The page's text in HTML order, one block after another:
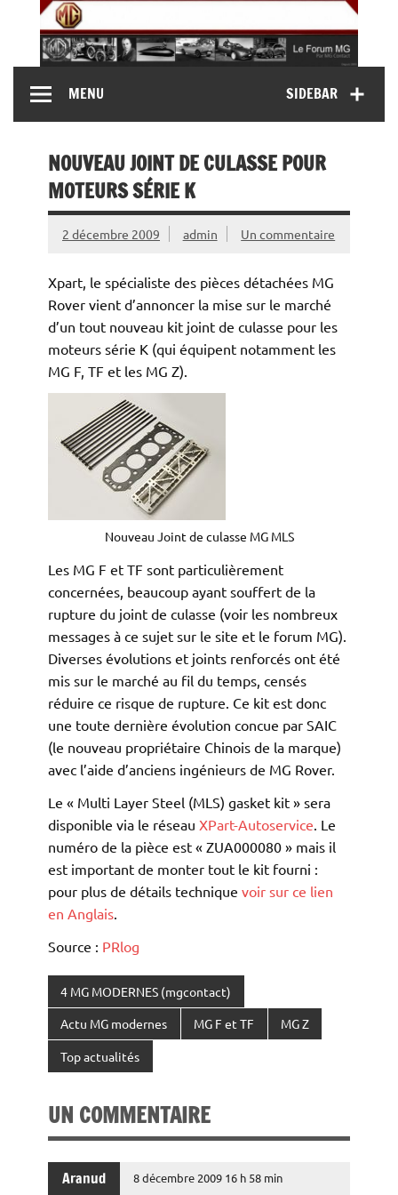
content
MG Contact
MG B, MG F, MG A, Midget…)SIDEBAR
MENU
NOUVEAU JOINT DE CULASSE POUR
MOTEURS SÉRIE K
2 décembre 2009 admin Un commentaire
Xpart, le spécialiste des pièces détachées MG
Rover vient d’annoncer la mise sur le marché
d’un tout nouveau kit joint de culasse pour les
moteurs série K (qui équipent notamment les
MG F, TF et les MG Z).
Nouveau Joint de culasse MG MLS
Les MG F et TF sont particulièrement
concernées, beaucoup ayant souffert de la
rupture du joint de culasse (voir les nombreux
messages à ce sujet sur le site et le forum MG).
Diverses évolutions et joints renforcés ont été
mis sur le marché au fil du temps, censés
réduire ce risque de rupture. Ce kit est donc
une toute dernière évolution concue par SAIC
(le nouveau propriétaire Chinois de la marque)
avec l’aide d’anciens ingénieurs de MG Rover.
Le « Multi Layer Steel (MLS) gasket kit » sera
disponible via le réseau XPart-Autoservice. Le
numéro de la pièce est « ZUA000080 » mais il
est important de monter tout le kit fourni :
pour plus de détails technique voir sur ce lien
en Anglais.
Source : PRlog
4 MG MODERNES (mgcontact)
Actu MG modernes MG F et TF MG Z
Top actualités
UN COMMENTAIRE
Aranud 8 décembre 2009 16 h 58 min